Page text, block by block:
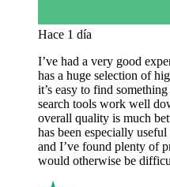
Hace 1 día
I’ve had a very good
has a huge selection of
it’s easy to find
search tools work well
overall quality is much
has been especially
and I’ve found plenty of
would otherwise be